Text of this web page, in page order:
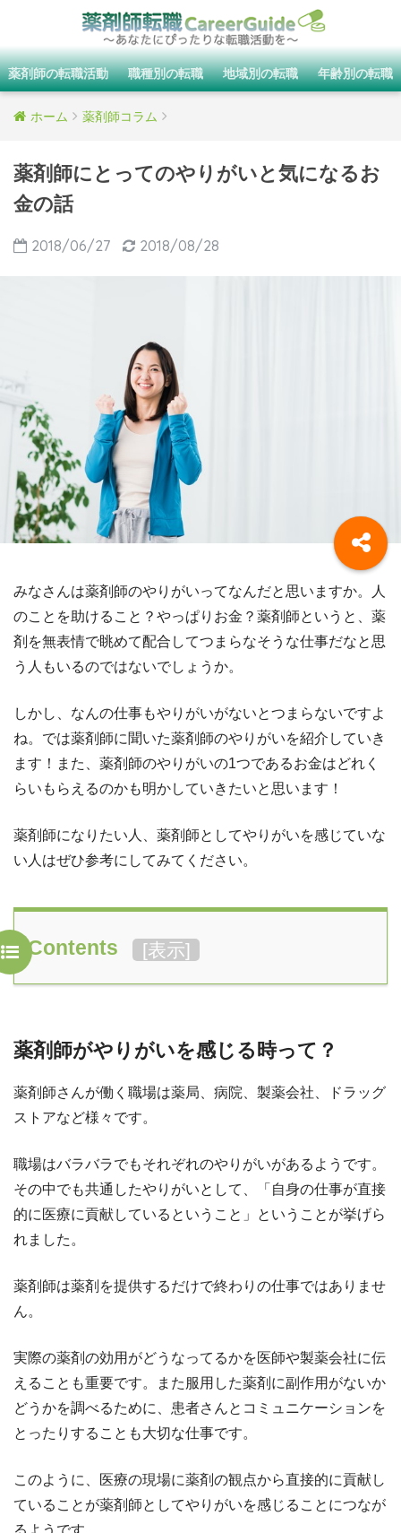
薬剤師の転職活動 職種別の転職 地域別の転職 年齢別の転職
ホーム 薬剤師コラム
薬剤師にとってのやりがいと気になるお
金の話
2018/06/27 2018/08/28
みなさんは薬剤師のやりがいってなんだと思いますか。人
のことを助けること？やっぱりお金？薬剤師というと、薬
剤を無表情で眺めて配合してつまらなそうな仕事だなと思
う人もいるのではないでしょうか。
しかし、なんの仕事もやりがいがないとつまらないですよ
ね。では薬剤師に聞いた薬剤師のやりがいを紹介していき
ます！また、薬剤師のやりがいの1つであるお金はどれく
らいもらえるのかも明かしていきたいと思います！
薬剤師になりたい人、薬剤師としてやりがいを感じていな
い人はぜひ参考にしてみてください。
Contents [表示]
薬剤師がやりがいを感じる時って？
薬剤師さんが働く職場は薬局、病院、製薬会社、ドラッグ
ストアなど様々です。
職場はバラバラでもそれぞれのやりがいがあるようです。
その中でも共通したやりがいとして、「自身の仕事が直接
的に医療に貢献しているということ」ということが挙げら
れました。
薬剤師は薬剤を提供するだけで終わりの仕事ではありませ
ん。
実際の薬剤の効用がどうなってるかを医師や製薬会社に伝
えることも重要です。また服用した薬剤に副作用がないか
どうかを調べるために、患者さんとコミュニケーションを
とったりすることも大切な仕事です。
このように、医療の現場に薬剤の観点から直接的に貢献し
ていることが薬剤師としてやりがいを感じることにつなが
るようです。